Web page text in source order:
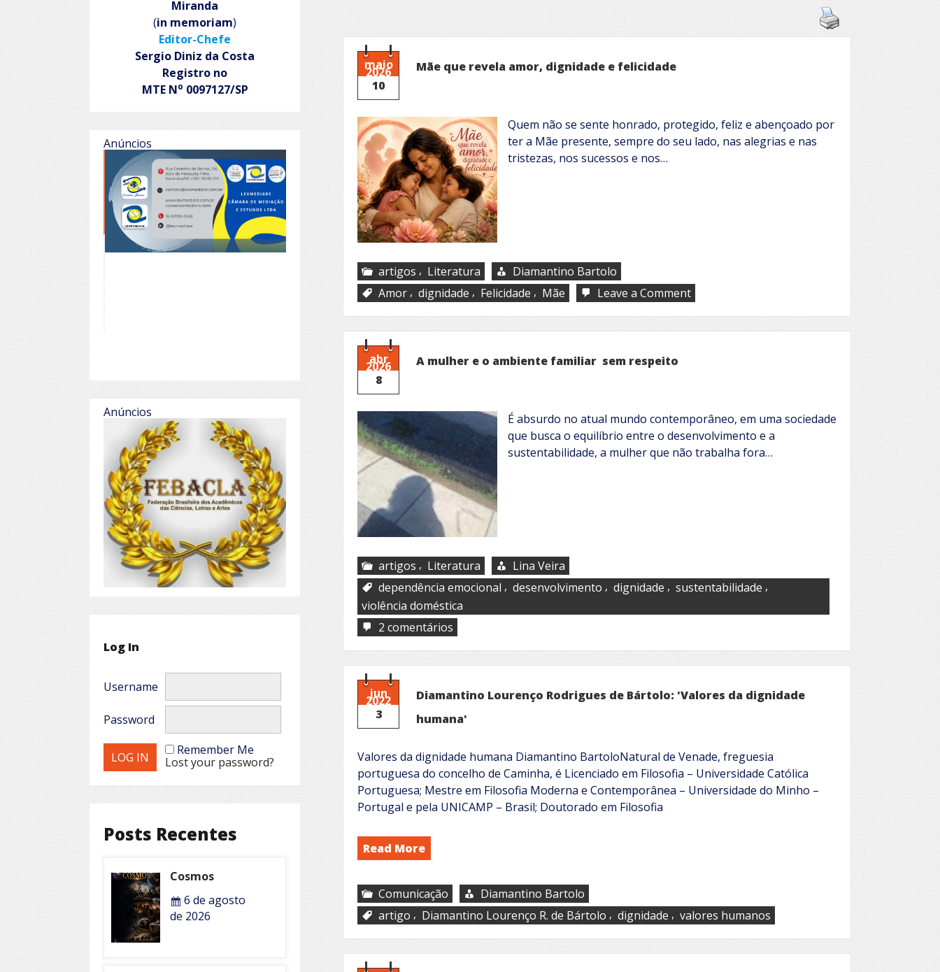
maio
2026
10
Mãe que revela amor, dignidade e felicidade
Quem não se sente honrado, protegido, feliz e abençoado por
ter a Mãe presente, sempre do seu lado, nas alegrias e nas
tristezas, nos sucessos e nos…
artigos , Literatura
Diamantino Bartolo
Amor , dignidade , Felicidade , Mãe Leave a Commenton
Mãe
que
revela
abr
2026
8
A mulher e o ambiente familiar sem respeito
É absurdo no atual mundo contemporâneo, em uma sociedade
que busca o equilíbrio entre o desenvolvimento e a
sustentabilidade, a mulher que não trabalha fora…
artigos , Literatura
Lina Veira
dependência emocional , desenvolvimento , dignidade , sustentabilidade ,
violência doméstica
2 comentários
A
mulher
e
ambiente
familiar
sem
respeito
jun
2022
3
Diamantino Lourenço Rodrigues de Bártolo: 'Valores da dignidade
humana'
Valores da dignidade humana Diamantino BartoloNatural de Venade, freguesia
portuguesa do concelho de Caminha, é Licenciado em Filosofia – Universidade Católica
Portuguesa; Mestre em Filosofia Moderna e Contemporânea – Universidade do Minho –
Portugal e pela UNICAMP – Brasil; Doutorado em Filosofia
Read More
Comunicação
Diamantino Bartolo
artigo , Diamantino Lourenço R. de Bártolo , dignidade , valores humanos
Miranda
(in memoriam)
Editor-Chefe
Sergio Diniz da Costa
Registro no
MTE No 0097127/SP
Anúncios
Anúncios
Log In
Username
Password
Remember Me
Lost your password?
Posts Recentes
Cosmos
6 de agosto
de 2026